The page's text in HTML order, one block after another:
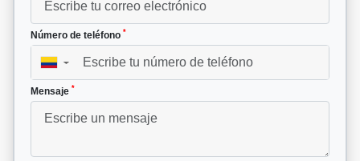
Número de teléfono *
▼
Mensaje *